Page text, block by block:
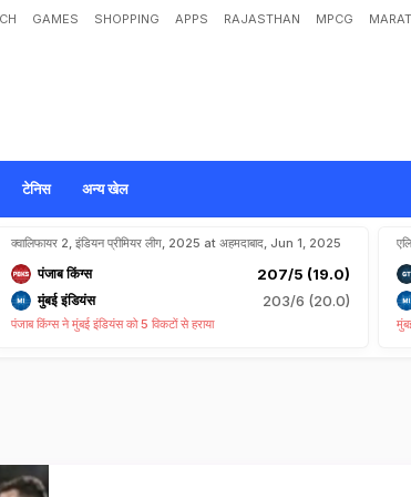
GAMES SHOPPING APPS RAJASTHAN MPCG
टेनिस अन्य खेल
क्वालिफायर 2, इंडियन प्रीमियर लीग, 2025 at अहमदाबाद, Jun 1, 2025
पंजाब किंग्स 207/5 (19.0)
मुंबई इंडियंस 203/6 (20.0)
पंजाब किंग्स ने मुंबई इंडियंस को 5 विकटों से हराया